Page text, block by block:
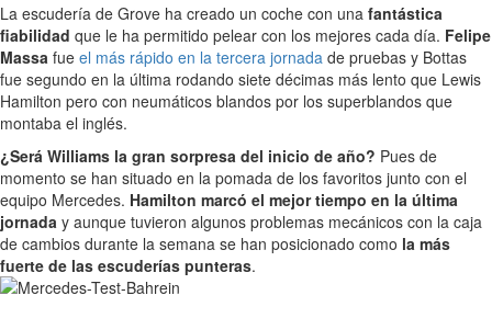
La escudería de Grove ha creado un coche con una fantástica
fiabilidad que le ha permitido pelear con los mejores cada día. Felipe
Massa fue el más rápido en la tercera jornada de pruebas y Bottas
fue segundo en la última rodando siete décimas más lento que Lewis
Hamilton pero con neumáticos blandos por los superblandos que
montaba el inglés.
¿Será Williams la gran sorpresa del inicio de año? Pues de
momento se han situado en la pomada de los favoritos junto con el
equipo Mercedes. Hamilton marcó el mejor tiempo en la última
jornada y aunque tuvieron algunos problemas mecánicos con la caja
de cambios durante la semana se han posicionado como la más
fuerte de las escuderías punteras.